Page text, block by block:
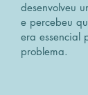
desenvolveu
e percebeu
era essencial
problema.